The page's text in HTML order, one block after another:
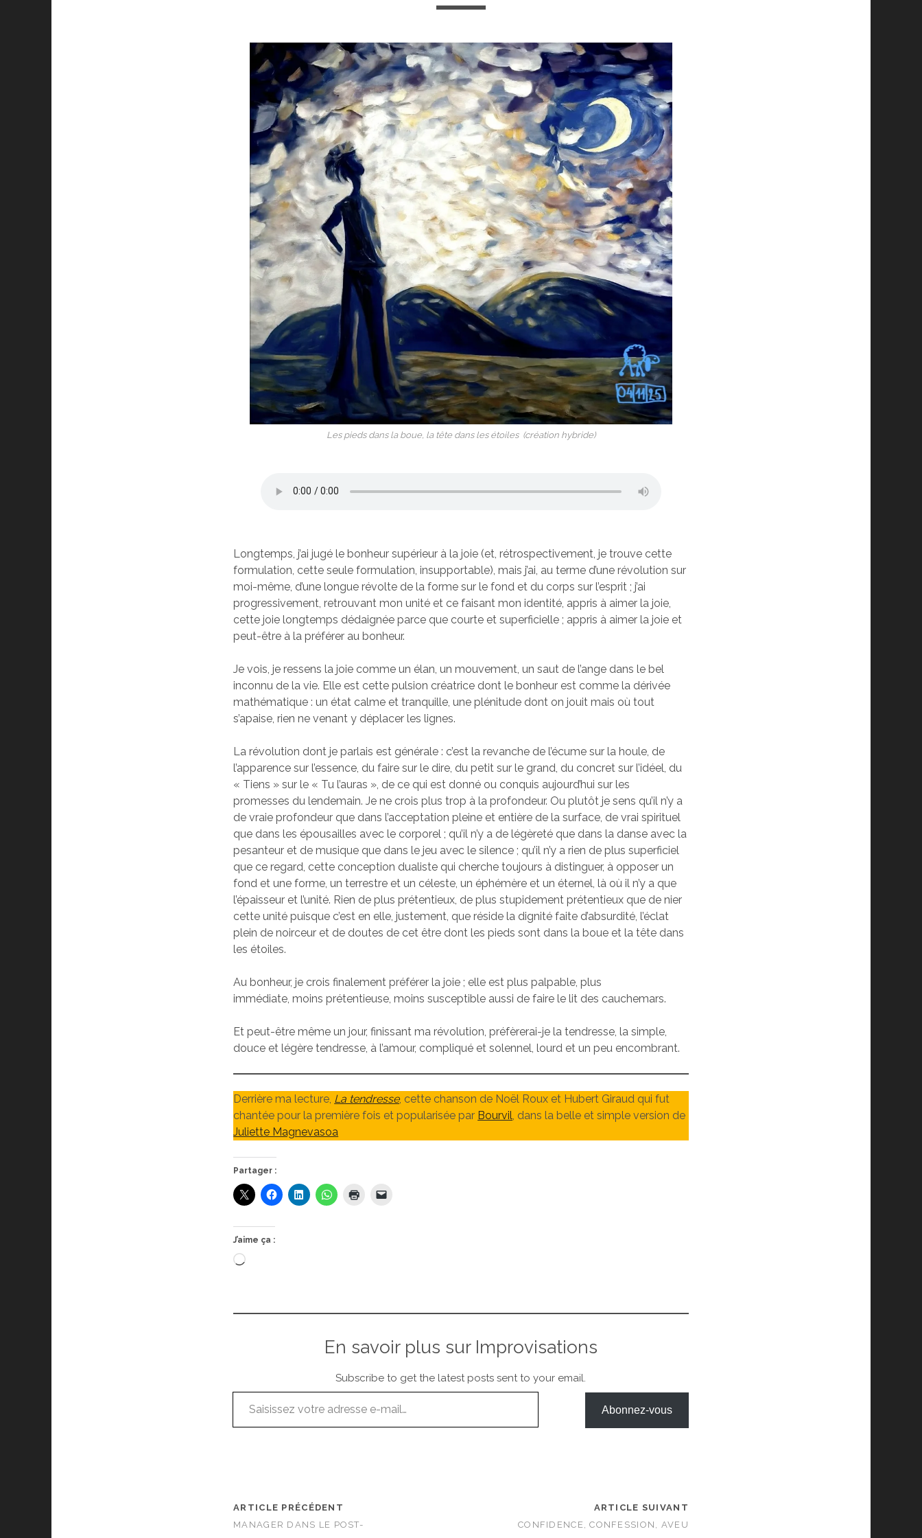
Les pieds dans la boue, la tête dans les étoiles (création hybride)
Longtemps, j’ai jugé le bonheur supérieur à la joie (et, rétrospectivement, je trouve cette
formulation, cette seule formulation, insupportable), mais j’ai, au terme d’une révolution sur
moi-même, d’une longue révolte de la forme sur le fond et du corps sur l’esprit ; j’ai
progressivement, retrouvant mon unité et ce faisant mon identité, appris à aimer la joie,
cette joie longtemps dédaignée parce que courte et superficielle ; appris à aimer la joie et
peut-être à la préférer au bonheur.
Je vois, je ressens la joie comme un élan, un mouvement, un saut de l’ange dans le bel
inconnu de la vie. Elle est cette pulsion créatrice dont le bonheur est comme la dérivée
mathématique : un état calme et tranquille, une plénitude dont on jouit mais où tout
s’apaise, rien ne venant y déplacer les lignes.
La révolution dont je parlais est générale : c’est la revanche de l’écume sur la houle, de
l’apparence sur l’essence, du faire sur le dire, du petit sur le grand, du concret sur l’idéel, du
« Tiens » sur le « Tu l’auras », de ce qui est donné ou conquis aujourd’hui sur les
promesses du lendemain. Je ne crois plus trop à la profondeur. Ou plutôt je sens qu’il n’y a
de vraie profondeur que dans l’acceptation pleine et entière de la surface, de vrai spirituel
que dans les épousailles avec le corporel ; qu’il n’y a de légèreté que dans la danse avec la
pesanteur et de musique que dans le jeu avec le silence ; qu’il n’y a rien de plus superficiel
que ce regard, cette conception dualiste qui cherche toujours à distinguer, à opposer un
fond et une forme, un terrestre et un céleste, un éphémère et un éternel, là où il n’y a que
l’épaisseur et l’unité. Rien de plus prétentieux, de plus stupidement prétentieux que de nier
cette unité puisque c’est en elle, justement, que réside la dignité faite d’absurdité, l’éclat
plein de noirceur et de doutes de cet être dont les pieds sont dans la boue et la tête dans
les étoiles.
Au bonheur, je crois finalement préférer la joie ; elle est plus palpable, plus
immédiate, moins prétentieuse, moins susceptible aussi de faire le lit des cauchemars.
Et peut-être même un jour, finissant ma révolution, préfèrerai-je la tendresse, la simple,
douce et légère tendresse, à l’amour, compliqué et solennel, lourd et un peu encombrant.
Derrière ma lecture, La tendresse, cette chanson de Noël Roux et Hubert Giraud qui fut
chantée pour la première fois et popularisée par Bourvil , dans la belle et simple version de
Juliette Magnevasoa
Partager :
J’aime ça :
Chargement…
En savoir plus sur Improvisations
Subscribe to get the latest posts sent to your email.
Saisissez votre adresse e-mail…
Abonnez-vous
ARTICLE PRÉCÉDENT
MANAGER DANS LE POST-
ARTICLE SUIVANT
CONFIDENCE, CONFESSION, AVEU